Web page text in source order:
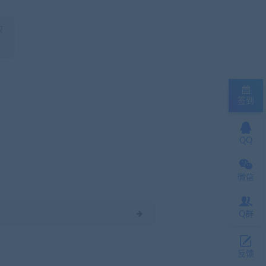
QQ
微信
Q群
反馈